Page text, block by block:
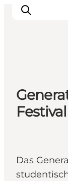
Odense
Festival
Das